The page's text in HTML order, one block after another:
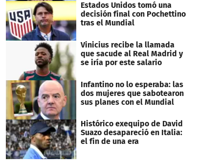
Estados Unidos tomó una
decisión final con Pochettino
tras el Mundial
Vinicius recibe la llamada
que sacude al Real Madrid y
se iría por este salario
Infantino no lo esperaba: las
dos mujeres que sabotearon
sus planes con el Mundial
Histórico exequipo de David
Suazo desapareció en Italia:
el fin de una era